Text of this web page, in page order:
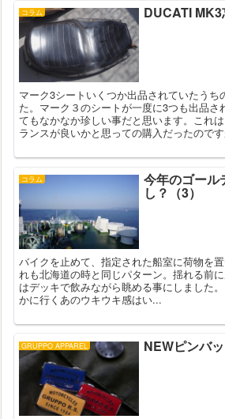
コラム DUCATI MK3
マーク3シートいくつか出品されていたうち
た。マーク３のシートが一度に3つも出品さ
てもなかなか珍しい事だと思います。これ
ランスが良いかと思っての購入だったので
コラム 今年のゴール
し？（3）
バイクを止めて、指定された船室に荷物を
れも北海道の時と同じパターン。揺れる前
はデッキで飲みながら眺める事にしました
かに行くあのウキウキ感はい...
GRUPPO APPAREL NEWピンバ